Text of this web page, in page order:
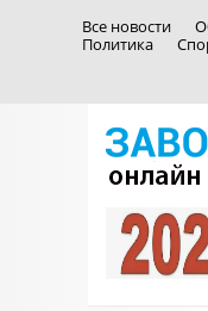
Все новости
Политика